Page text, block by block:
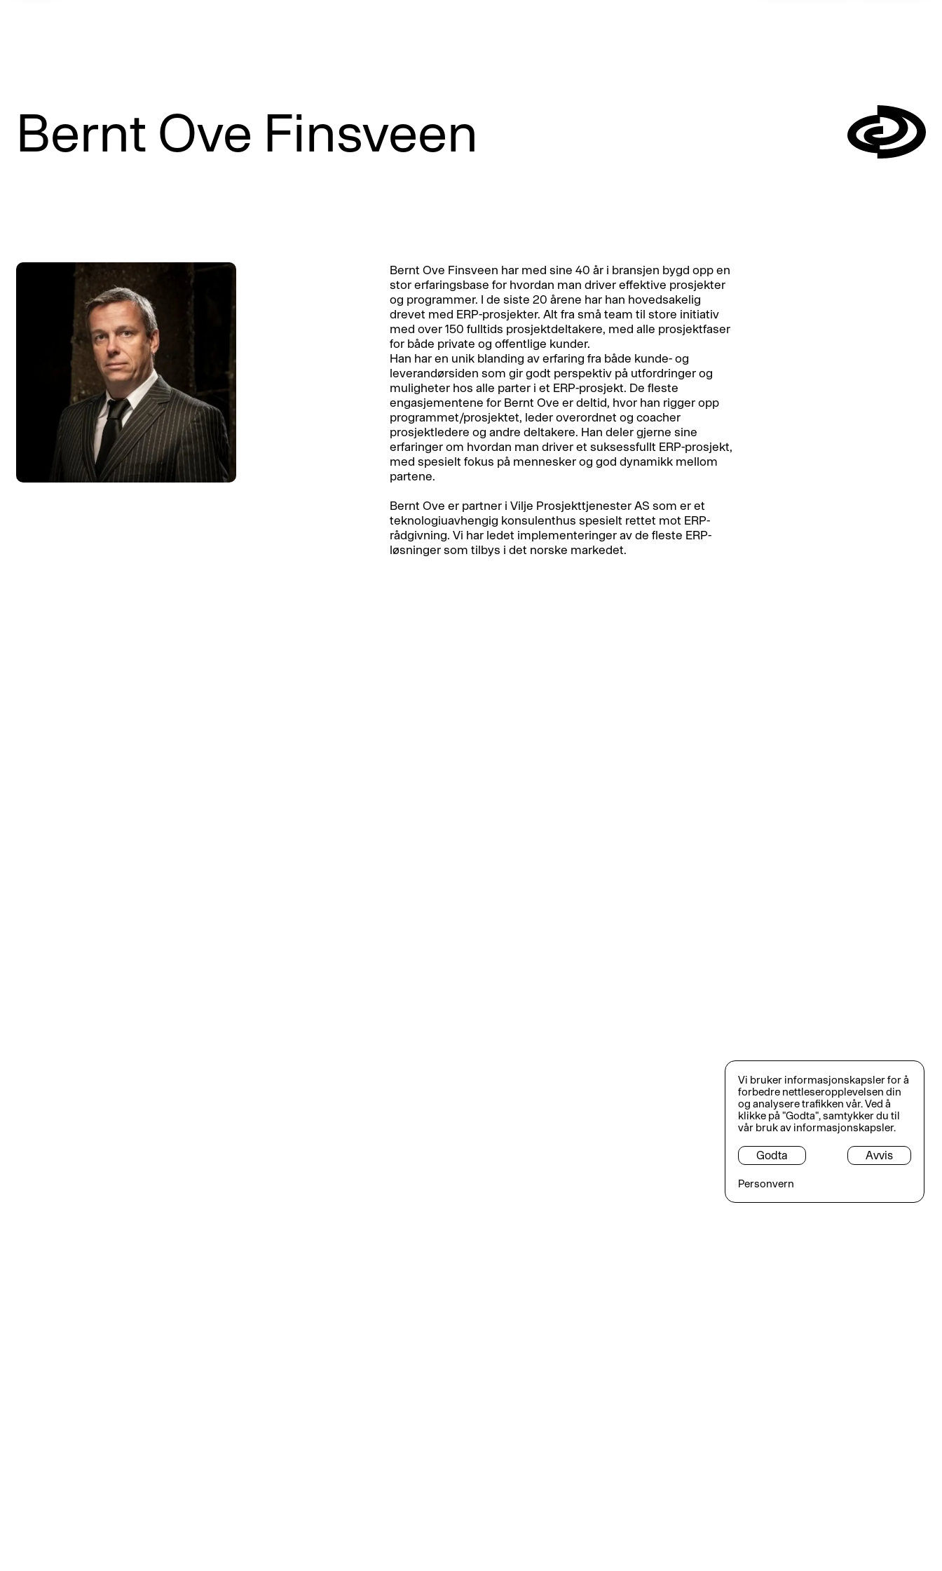
Vi bruker informasjonskapsler for å
forbedre nettleseropplevelsen din
og analysere trafikken vår. Ved å
klikke på "Godta", samtykker du til
vår bruk av informasjonskapsler.
Godta Avvis
Personvern
Bernt Ove Finsveen Symbol
Bernt Ove Finsveen har med sine 40 år i bransjen bygd opp en
stor erfaringsbase for hvordan man driver effektive prosjekter
og programmer. I de siste 20 årene har han hovedsakelig
drevet med ERP-prosjekter. Alt fra små team til store initiativ
med over 150 fulltids prosjektdeltakere, med alle prosjektfaser
for både private og offentlige kunder.
Han har en unik blanding av erfaring fra både kunde- og
leverandørsiden som gir godt perspektiv på utfordringer og
muligheter hos alle parter i et ERP-prosjekt. De fleste
engasjementene for Bernt Ove er deltid, hvor han rigger opp
programmet/prosjektet, leder overordnet og coacher
prosjektledere og andre deltakere. Han deler gjerne sine
erfaringer om hvordan man driver et suksessfullt ERP-prosjekt,
med spesielt fokus på mennesker og god dynamikk mellom
partene.
Bernt Ove er partner i Vilje Prosjekttjenester AS som er et
teknologiuavhengig konsulenthus spesielt rettet mot ERP-
rådgivning. Vi har ledet implementeringer av de fleste ERP-
løsninger som tilbys i det norske markedet.